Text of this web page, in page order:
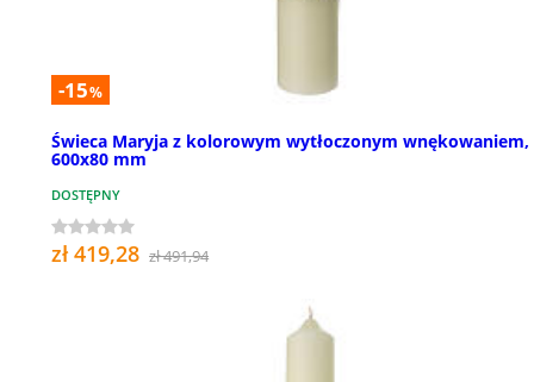
-15%
Świeca Maryja z kolorowym wytłoczonym wnękowaniem,
600x80 mm
DOSTĘPNY
zł 419,28 zł 491,94